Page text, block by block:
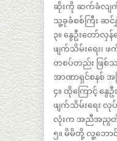
ဆိုးကို ဆက်ခံလျက်
သူ့ခုခံစစ်ကြီး ဆင်
၃။ နွေဦးတော်လှန်
ဖျက်သိမ်းရေး၊
တစပ်တည်း ဖြစ်သ
အာဏာရှင်စနစ် အ
၄။ ထိုကြောင့် နွေ
ဖျက်သိမ်းရေး
လုံးက အညီအညွတ်
၅။ မိမိတို့ လူ့ဘော